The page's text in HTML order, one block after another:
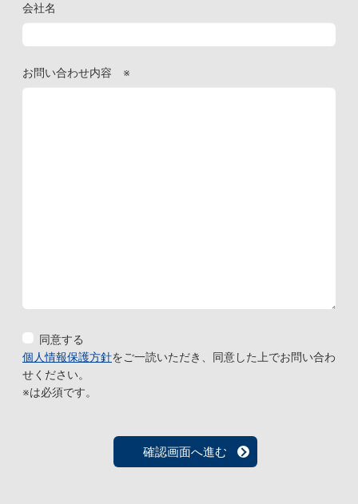
会社名
お問い合わせ内容 ※
同意する
個人情報保護方針をご一読いただき、同意した上でお問い合わ
せください。
※は必須です。